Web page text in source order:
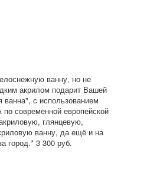
ванну, но не
акрилом подарит Вашей
с использованием
современной европейской
глянцевую,
ванну, да ещё и на
город.* 3 300 руб.